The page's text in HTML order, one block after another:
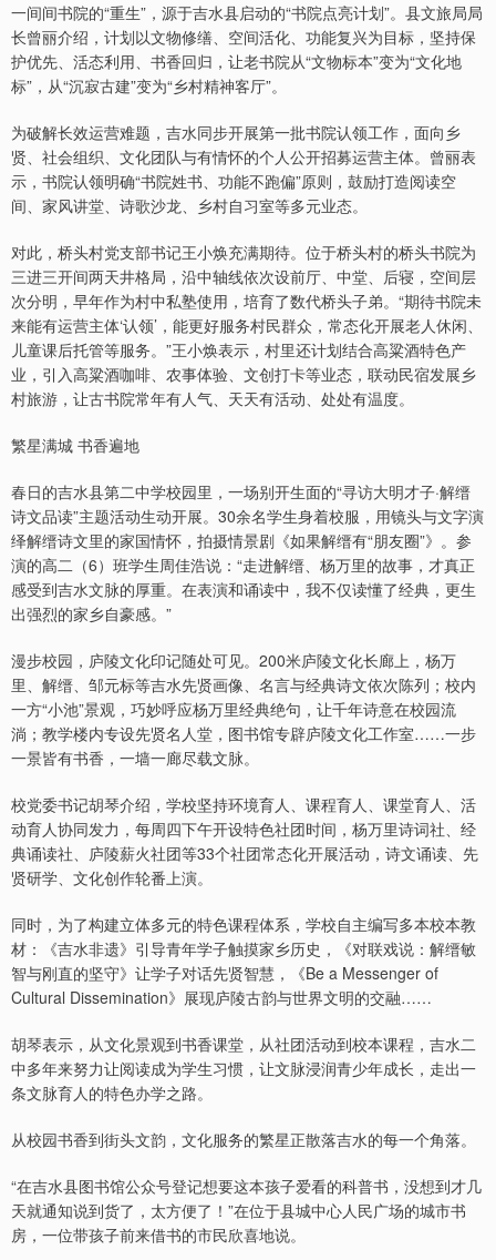
一间间书院的“重生”，源于吉水县启动的“书院点亮计划”。县文旅局局
长曾丽介绍，计划以文物修缮、空间活化、功能复兴为目标，坚持保
护优先、活态利用、书香回归，让老书院从“文物标本”变为“文化地
标”，从“沉寂古建”变为“乡村精神客厅”。
为破解长效运营难题，吉水同步开展第一批书院认领工作，面向乡
贤、社会组织、文化团队与有情怀的个人公开招募运营主体。曾丽表
示，书院认领明确“书院姓书、功能不跑偏”原则，鼓励打造阅读空
间、家风讲堂、诗歌沙龙、乡村自习室等多元业态。
对此，桥头村党支部书记王小焕充满期待。位于桥头村的桥头书院为
三进三开间两天井格局，沿中轴线依次设前厅、中堂、后寝，空间层
次分明，早年作为村中私塾使用，培育了数代桥头子弟。“期待书院未
来能有运营主体‘认领’，能更好服务村民群众，常态化开展老人休闲、
儿童课后托管等服务。”王小焕表示，村里还计划结合高粱酒特色产
业，引入高粱酒咖啡、农事体验、文创打卡等业态，联动民宿发展乡
村旅游，让古书院常年有人气、天天有活动、处处有温度。
繁星满城 书香遍地
春日的吉水县第二中学校园里，一场别开生面的“寻访大明才子·解缙
诗文品读”主题活动生动开展。30余名学生身着校服，用镜头与文字演
绎解缙诗文里的家国情怀，拍摄情景剧《如果解缙有“朋友圈”》。参
演的高二（6）班学生周佳浩说：“走进解缙、杨万里的故事，才真正
感受到吉水文脉的厚重。在表演和诵读中，我不仅读懂了经典，更生
出强烈的家乡自豪感。”
漫步校园，庐陵文化印记随处可见。200米庐陵文化长廊上，杨万
里、解缙、邹元标等吉水先贤画像、名言与经典诗文依次陈列；校内
一方“小池”景观，巧妙呼应杨万里经典绝句，让千年诗意在校园流
淌；教学楼内专设先贤名人堂，图书馆专辟庐陵文化工作室……一步
一景皆有书香，一墙一廊尽载文脉。
校党委书记胡琴介绍，学校坚持环境育人、课程育人、课堂育人、活
动育人协同发力，每周四下午开设特色社团时间，杨万里诗词社、经
典诵读社、庐陵薪火社团等33个社团常态化开展活动，诗文诵读、先
贤研学、文化创作轮番上演。
同时，为了构建立体多元的特色课程体系，学校自主编写多本校本教
材：《吉水非遗》引导青年学子触摸家乡历史，《对联戏说：解缙敏
智与刚直的坚守》让学子对话先贤智慧，《Be a Messenger of
Cultural Dissemination》展现庐陵古韵与世界文明的交融……
胡琴表示，从文化景观到书香课堂，从社团活动到校本课程，吉水二
中多年来努力让阅读成为学生习惯，让文脉浸润青少年成长，走出一
条文脉育人的特色办学之路。
从校园书香到街头文韵，文化服务的繁星正散落吉水的每一个角落。
“在吉水县图书馆公众号登记想要这本孩子爱看的科普书，没想到才几
天就通知说到货了，太方便了！”在位于县城中心人民广场的城市书
房，一位带孩子前来借书的市民欣喜地说。